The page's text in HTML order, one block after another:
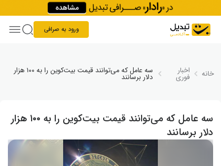
Skip to content
ورود به صرافی
خانه اخبار
فوری
سه عامل که می‌توانند قیمت بیت‌کوین را به ۱۰۰ هزار
دلار برسانند
سه عامل که می‌توانند قیمت بیت‌کوین را به ۱۰۰ هزار
دلار برسانند